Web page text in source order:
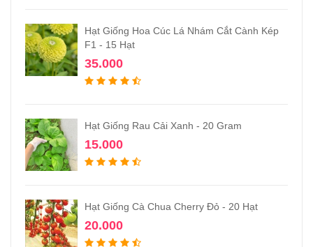
Hạt Giống Hoa Cúc Lá Nhám Cắt Cành Kép
F1 - 15 Hạt
35.000
Hạt Giống Rau Cải Xanh - 20 Gram
15.000
Hạt Giống Cà Chua Cherry Đỏ - 20 Hạt
20.000